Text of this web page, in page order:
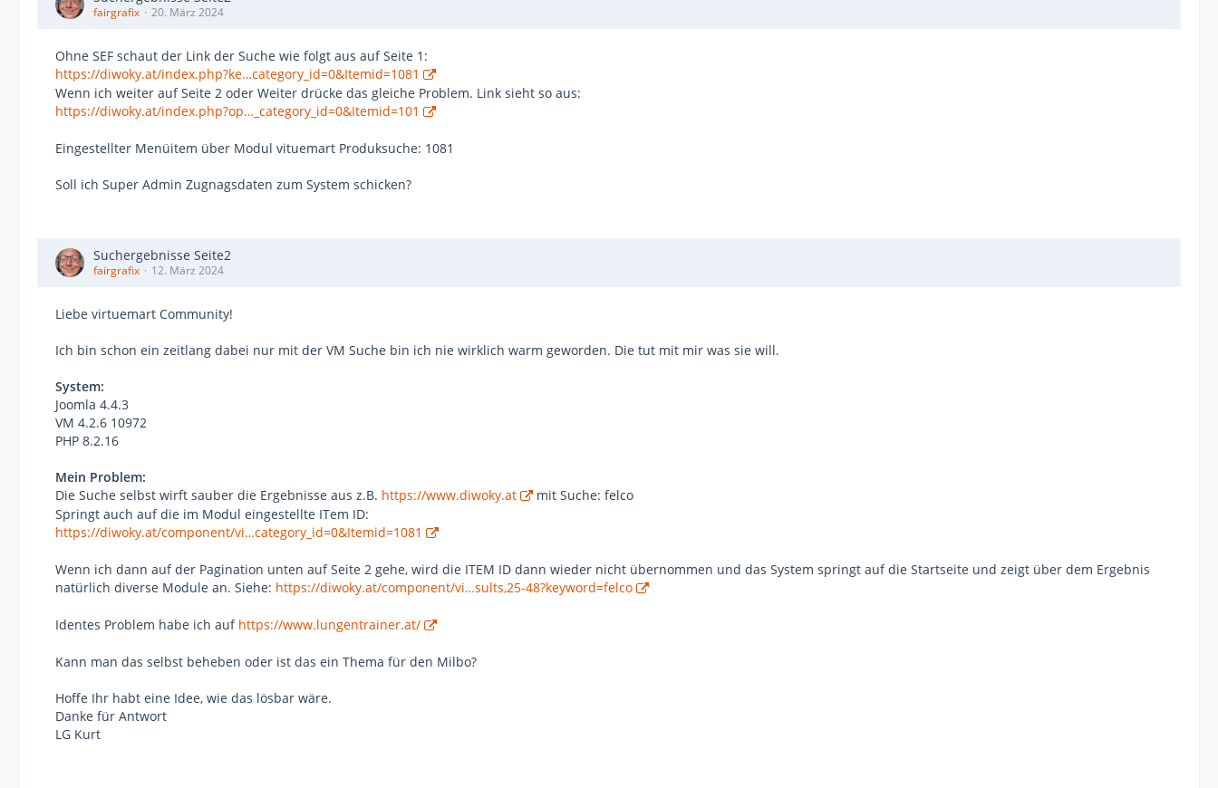
fairgrafix 20. März 2024
Ohne SEF schaut der Link der Suche wie folgt aus auf Seite 1:
https://diwoky.at/index.php?ke…category_id=0&Itemid=1081
Wenn ich weiter auf Seite 2 oder Weiter drücke das gleiche Problem. Link sieht so aus:
https://diwoky.at/index.php?op…_category_id=0&Itemid=101
Eingestellter Menüitem über Modul vituemart Produksuche: 1081
Soll ich Super Admin Zugnagsdaten zum System schicken?
Suchergebnisse Seite2
fairgrafix 12. März 2024
Liebe virtuemart Community!
Ich bin schon ein zeitlang dabei nur mit der VM Suche bin ich nie wirklich warm geworden. Die tut mit mir was sie will.
System:
Joomla 4.4.3
VM 4.2.6 10972
PHP 8.2.16
Mein Problem:
Die Suche selbst wirft sauber die Ergebnisse aus z.B. https://www.diwoky.at
mit Suche: felco
Springt auch auf die im Modul eingestellte ITem ID:
https://diwoky.at/component/vi…category_id=0&Itemid=1081
Wenn ich dann auf der Pagination unten auf Seite 2 gehe, wird die ITEM ID dann wieder nicht übernommen und das System springt auf die Startseite und zeigt über dem Ergebnis
natürlich diverse Module an. Siehe: https://diwoky.at/component/vi…sults,25-48?keyword=felco
Identes Problem habe ich auf https://www.lungentrainer.at/
Kann man das selbst beheben oder ist das ein Thema für den Milbo?
Hoffe Ihr habt eine Idee, wie das lösbar wäre.
Danke für Antwort
LG Kurt